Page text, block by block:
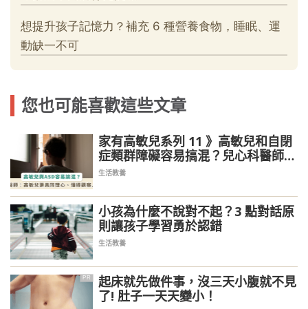
您也可能喜歡這些文章
家有高敏兒系列 11 》高敏兒和自閉
症類群障礙容易搞混？兒心科醫師：
兩者有相似處，但高敏感更懂得觀察
生活教養
小孩為什麼不說對不起？3 點對話原
則讓孩子學習勇於認錯
生活教養
PR
起床就先做件事，沒三天小腹就不見
了! 肚子一天天變小！